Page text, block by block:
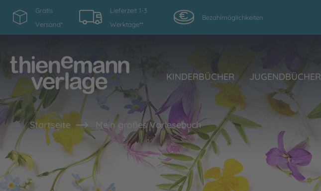
Gratis
Versand*
Lieferzeit 1-3
Werktage**
Bezahlmöglichkeiten
KINDERBÜCHER JUGENDBÜCHER
Startseite Mein großes Vorlesebuch